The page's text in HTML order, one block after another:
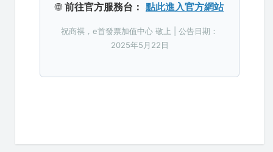
🌐 前往官方服務台： 點此進入官方網站
祝商祺，e首發票加值中心 敬上 | 公告日期：
2025年5月22日